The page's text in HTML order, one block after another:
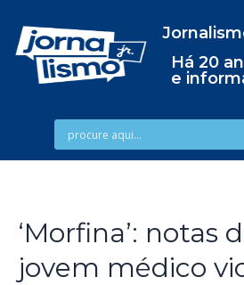
Há 20
e
‘Morfina’: notas
jovem médico